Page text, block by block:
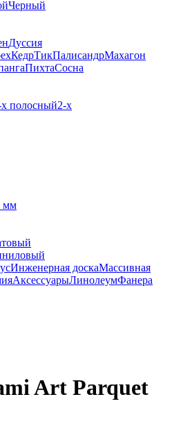
Черный
Дуссия
КедрТикПалисандрМахагон
ПихтаСосна
полосный2-х
мм
Инженерная доскаМассивная
АксессуарыЛинолеумФанера
Art Parquet